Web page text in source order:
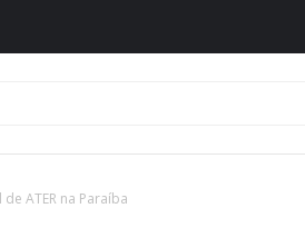
ATER na Paraíba